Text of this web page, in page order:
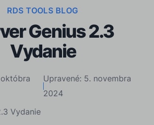
RDS TOOLS BLOG
Genius 2.3
Vydanie
októbra
Upravené: 5. novembra
2024
Vydanie